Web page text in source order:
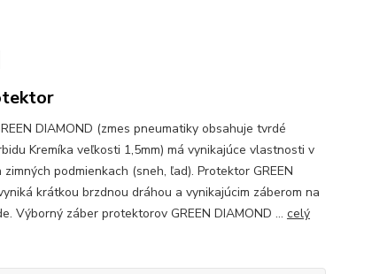
DIAMOND (zmes pneumatiky obsahuje tvrdé
Kremíka veľkosti 1,5mm) má vynikajúce vlastnosti v
podmienkach (sneh, ľad). Protektor GREEN
krátkou brzdnou dráhou a vynikajúcim záberom na
Výborný záber protektorov GREEN DIAMOND ... celý